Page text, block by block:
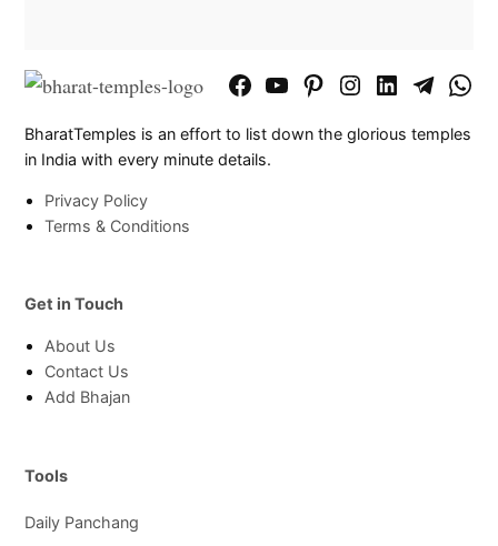
FacebookYouTubePinterestInstagram
LinkedInTelegram
BharatTemples is an effort to list down the glorious temples
in India with every minute details.
Privacy Policy
Terms & Conditions
Get in Touch
About Us
Contact Us
Add Bhajan
Tools
Daily Panchang